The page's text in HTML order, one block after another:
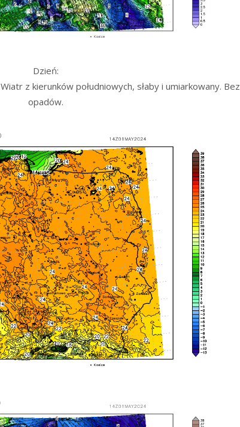
Dzień:
z kierunków południowych, słaby i umiarkowany. Bez
opadów.